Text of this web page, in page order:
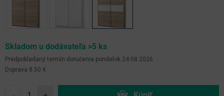
Skladom u dodávateľa >5 ks
Predpokladaný termín doručenia pondelok 24.08.2026
Doprava 8.50 €